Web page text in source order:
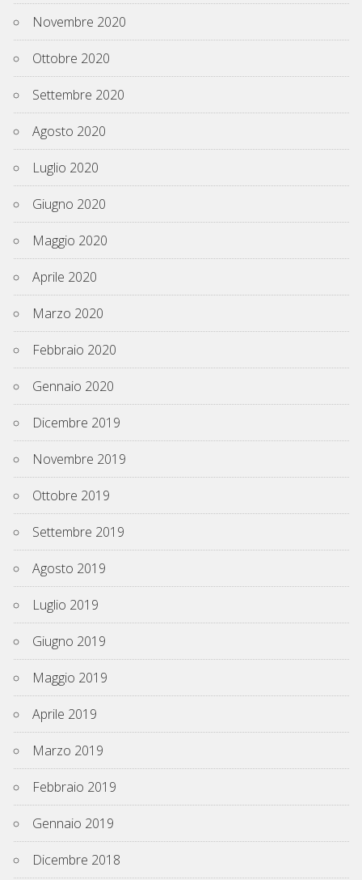
Novembre 2020
Ottobre 2020
Settembre 2020
Agosto 2020
Luglio 2020
Giugno 2020
Maggio 2020
Aprile 2020
Marzo 2020
Febbraio 2020
Gennaio 2020
Dicembre 2019
Novembre 2019
Ottobre 2019
Settembre 2019
Agosto 2019
Luglio 2019
Giugno 2019
Maggio 2019
Aprile 2019
Marzo 2019
Febbraio 2019
Gennaio 2019
Dicembre 2018